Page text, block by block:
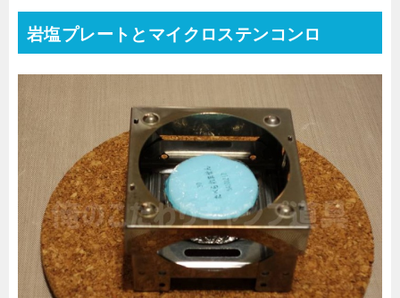
岩塩プレートとマイクロステンコンロ